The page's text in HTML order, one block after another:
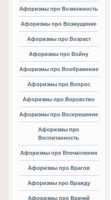
Афоризмы про Возможность
Афоризмы про Возмущение
Афоризмы про Возраст
Афоризмы про Войну
Афоризмы про Воображение
Афоризмы про Вопрос
Афоризмы про Воровство
Афоризмы про Воскрешение
Афоризмы про
Воспитанность
Афоризмы про Впечатления
Афоризмы про Врагов
Афоризмы про Вражду
Афоризмы про Врачей